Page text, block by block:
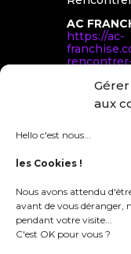
aux
Hello c'est nous...
les Cookies !
Nous avons attendu
avant de vous déranger,
pendant votre visite...
C'est OK pour vous ?
AC
https://ac-
TOUTE
https://
https://
voir